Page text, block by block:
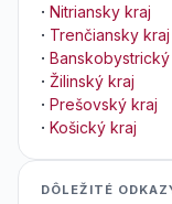
· Nitriansky kraj
· Trenčiansky kraj
· Banskobystrický
· Žilinský kraj
· Prešovský kraj
· Košický kraj
DÔLEŽITÉ